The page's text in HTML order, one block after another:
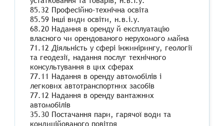
85.32 Професійно-технічна освіта
85.59 Інші види освіти, н.в.і.у.
68.20 Надання в оренду й експлуатацію
власного чи орендованого нерухомого майна
71.12 Діяльність у сфері інжинірингу, геології
та геодезії, надання послуг технічного
консультування в цих сферах
77.11 Надання в оренду автомобілів і
легкових автотранспортних засобів
77.12 Надання в оренду вантажних
автомобілів
35.30 Постачання пари, гарячої води та
кондиційованого повітря